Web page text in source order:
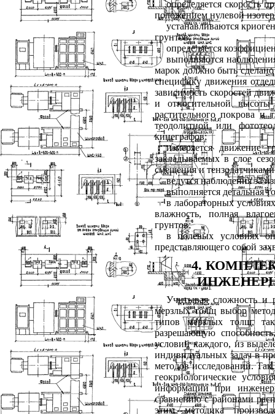
определяется скорость
положением нулевой
устанавливаются
грунтов;
определяется
выполняются
марок должно быть
специфику движения
зависимость скоростей
и относительной высоты
растительного покрова и
теодолитной или
кинеграфов;
измеряется движение
закладываемых в слое
смещения и
ведутся наблюдения за
выполняется детальная
в лабораторных
влажность, полная
грунтов;
в полевых условиях
представляющего собой
4.
Учитывая сложность и
мерзлых толщ выбор
типов мерзлых толщ,
разрешающую
условий каждого, из
индивидуальных задач в
методов исследований.
геокриологические
информации при
сравнению с районами
этим методика